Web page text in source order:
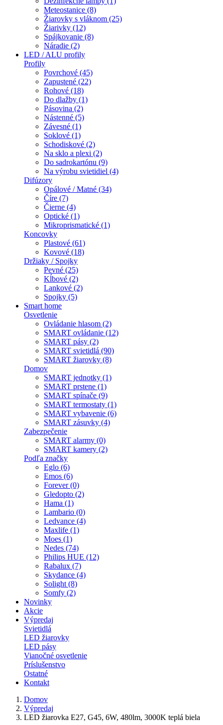
Meteostanice (8)
Žiarovky s vláknom (25)
Žiarivky (12)
Spájkovanie (8)
Náradie (2)
LED / ALU profily
Profily
Povrchové (45)
Zapustené (22)
Rohové (18)
Do dlažby (1)
Pásovina (2)
Nástenné (5)
Závesné (1)
Soklové (1)
Schodiskové (2)
Na sklo a plexi (2)
Do sadrokartónu (9)
Na výrobu svietidiel (4)
Difúzory
Opálové / Matné (34)
Číre (7)
Čierne (4)
Optické (1)
Mikroprismatické (1)
Koncovky
Plastové (61)
Kovové (18)
Držiaky / Spojky
Pevné (25)
Kĺbové (2)
Lankové (2)
Spojky (5)
Smart home
Osvetlenie
Ovládanie hlasom (2)
SMART ovládanie (12)
SMART pásy (2)
SMART svietidlá (90)
SMART žiarovky (8)
Domov
SMART jednotky (1)
SMART prstene (1)
SMART spínače (9)
SMART termostaty (1)
SMART vybavenie (6)
SMART zásuvky (4)
Zabezpečenie
SMART alarmy (0)
SMART kamery (2)
Podľa značky
Eglo (6)
Emos (6)
Forever (0)
Gledopto (2)
Hama (1)
Lambario (0)
Ledvance (4)
Maxlife (1)
Moes (1)
Nedes (74)
Philips HUE (12)
Rabalux (7)
Skydance (4)
Solight (8)
Somfy (2)
Novinky
Akcie
Výpredaj
Svietidlá
LED žiarovky
LED pásy
Vianočné osvetlenie
Príslušenstvo
Ostatné
Kontakt
Domov
Výpredaj
LED žiarovka E27, G45, 6W, 480lm, 3000K teplá biela